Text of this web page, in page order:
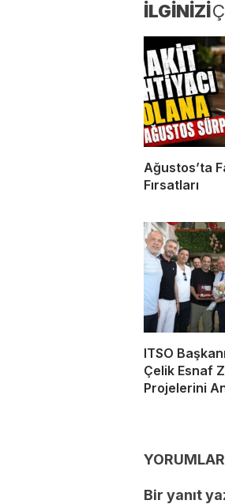
İLGİNİZİ
Ağustos’ta
Fırsatları
ITSO
Çelik Esnaf
Projelerini
YORUMLAR
Bir yanıt